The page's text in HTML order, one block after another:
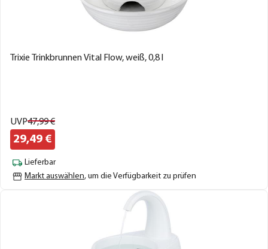
Trixie Trinkbrunnen Vital Flow, weiß, 0,8 l
UVP47,99€
29,49 €
Lieferbar
Markt auswählen, um die Verfügbarkeit zu prüfen